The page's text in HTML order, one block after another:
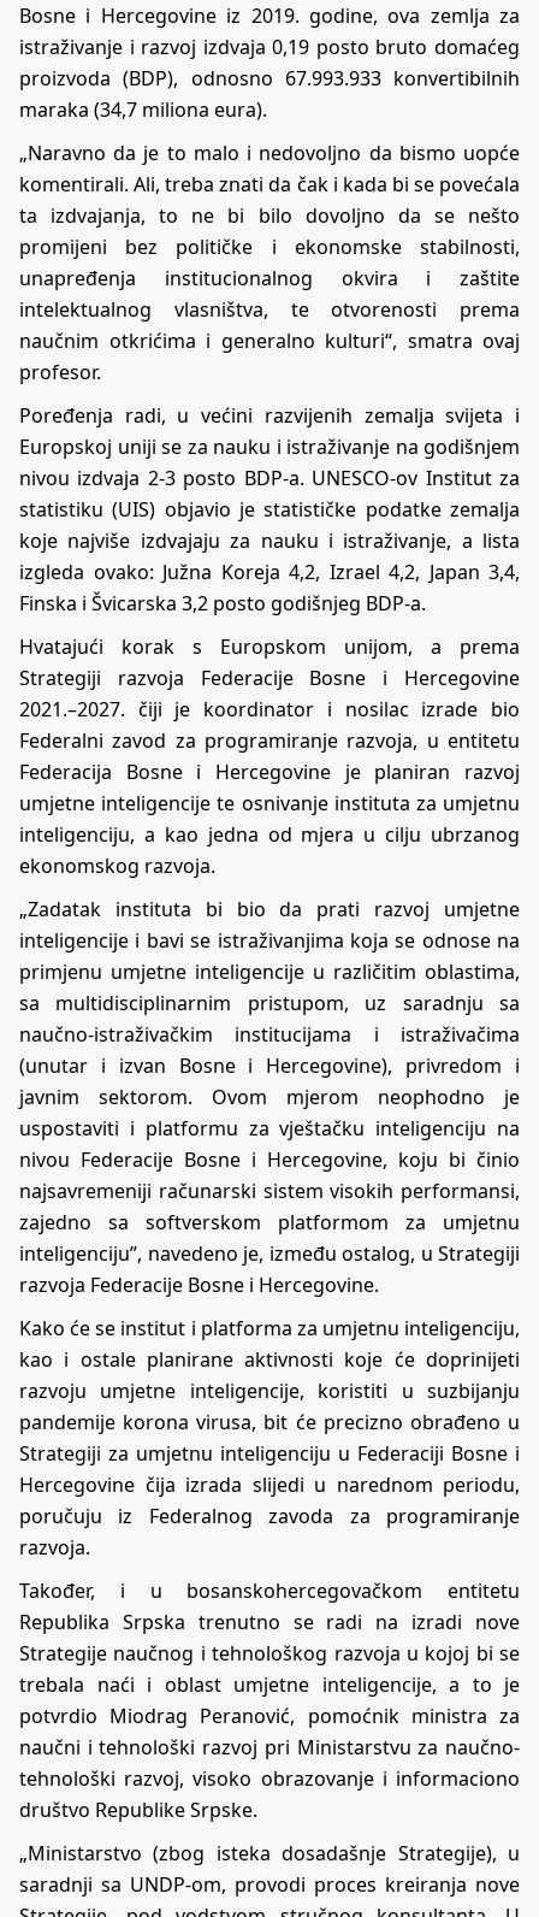
Bosne i Hercegovine iz 2019. godine, ova zemlja za
istraživanje i razvoj izdvaja 0,19 posto bruto domaćeg
proizvoda (BDP), odnosno 67.993.933 konvertibilnih
maraka (34,7 miliona eura).
„Naravno da je to malo i nedovoljno da bismo uopće
komentirali. Ali, treba znati da čak i kada bi se povećala
ta izdvajanja, to ne bi bilo dovoljno da se nešto
promijeni bez političke i ekonomske stabilnosti,
unapređenja institucionalnog okvira i zaštite
intelektualnog vlasništva, te otvorenosti prema
naučnim otkrićima i generalno kulturi“, smatra ovaj
profesor.
Poređenja radi, u većini razvijenih zemalja svijeta i
Europskoj uniji se za nauku i istraživanje na godišnjem
nivou izdvaja 2-3 posto BDP-a. UNESCO-ov Institut za
statistiku (UIS) objavio je statističke podatke zemalja
koje najviše izdvajaju za nauku i istraživanje, a lista
izgleda ovako: Južna Koreja 4,2, Izrael 4,2, Japan 3,4,
Finska i Švicarska 3,2 posto godišnjeg BDP-a.
Hvatajući korak s Europskom unijom, a prema
Strategiji razvoja Federacije Bosne i Hercegovine
2021.–2027. čiji je koordinator i nosilac izrade bio
Federalni zavod za programiranje razvoja, u entitetu
Federacija Bosne i Hercegovine je planiran razvoj
umjetne inteligencije te osnivanje instituta za umjetnu
inteligenciju, a kao jedna od mjera u cilju ubrzanog
ekonomskog razvoja.
„Zadatak instituta bi bio da prati razvoj umjetne
inteligencije i bavi se istraživanjima koja se odnose na
primjenu umjetne inteligencije u različitim oblastima,
sa multidisciplinarnim pristupom, uz saradnju sa
naučno-istraživačkim institucijama i istraživačima
(unutar i izvan Bosne i Hercegovine), privredom i
javnim sektorom. Ovom mjerom neophodno je
uspostaviti i platformu za vještačku inteligenciju na
nivou Federacije Bosne i Hercegovine, koju bi činio
najsavremeniji računarski sistem visokih performansi,
zajedno sa softverskom platformom za umjetnu
inteligenciju”, navedeno je, između ostalog, u Strategiji
razvoja Federacije Bosne i Hercegovine.
Kako će se institut i platforma za umjetnu inteligenciju,
kao i ostale planirane aktivnosti koje će doprinijeti
razvoju umjetne inteligencije, koristiti u suzbijanju
pandemije korona virusa, bit će precizno obrađeno u
Strategiji za umjetnu inteligenciju u Federaciji Bosne i
Hercegovine čija izrada slijedi u narednom periodu,
poručuju iz Federalnog zavoda za programiranje
razvoja.
Također, i u bosanskohercegovačkom entitetu
Republika Srpska trenutno se radi na izradi nove
Strategije naučnog i tehnološkog razvoja u kojoj bi se
trebala naći i oblast umjetne inteligencije, a to je
potvrdio Miodrag Peranović, pomoćnik ministra za
naučni i tehnološki razvoj pri Ministarstvu za naučno-
tehnološki razvoj, visoko obrazovanje i informaciono
društvo Republike Srpske.
„Ministarstvo (zbog isteka dosadašnje Strategije), u
saradnji sa UNDP-om, provodi proces kreiranja nove